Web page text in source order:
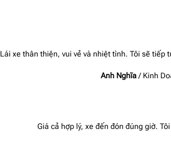
Lái xe thân thiện, vui vẻ và nhiệt tình. Tôi sẽ tiếp
Anh Nghĩa / Kinh
Giá cả hợp lý, xe đến đón đúng giờ.